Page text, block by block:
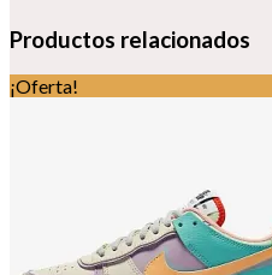
Productos relacionados
¡Oferta!